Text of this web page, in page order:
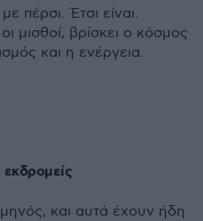
πέρσι. Έτσι είναι.
μισθοί, βρίσκει ο κόσμος
και η ενέργεια.
και αυτά έχουν ήδη